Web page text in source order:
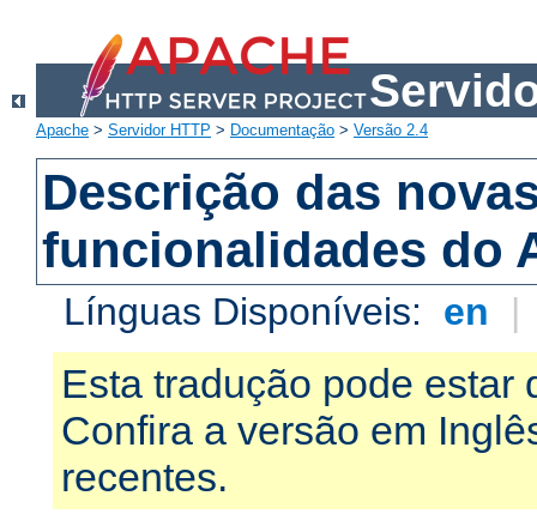
Apache > Servidor HTTP > Documentação > Versão 2.4
Descrição das
funcionalidades do
Línguas Disponíveis: en |
Esta tradução pode estar
Confira a versão em
recentes.